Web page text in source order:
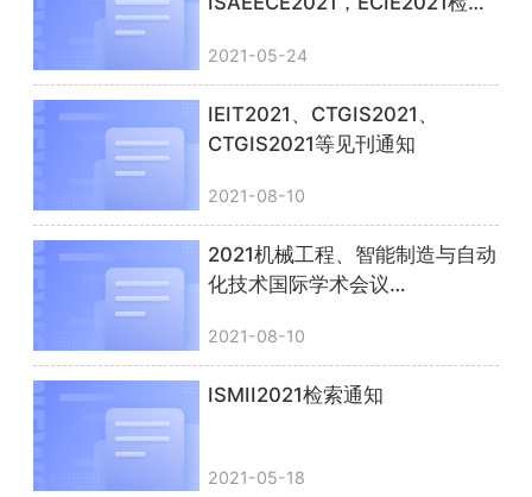
2021-05-24
IEIT2021、CTGIS2021、
CTGIS2021等见刊通知
2021-08-10
2021机械工程、智能制造与自动
化技术国际学术会议
2021-08-10
ISMII2021检索通知
2021-05-18